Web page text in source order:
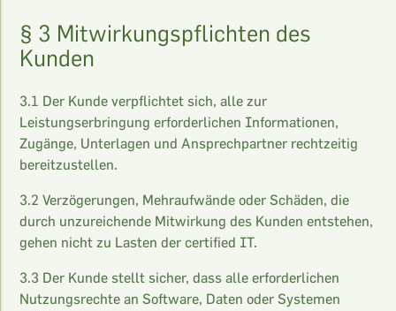
§ 3 Mitwirkungspflichten des
Kunden
3.1 Der Kunde verpflichtet sich, alle zur
Leistungserbringung erforderlichen Informationen,
Zugänge, Unterlagen und Ansprechpartner rechtzeitig
bereitzustellen.
3.2 Verzögerungen, Mehraufwände oder Schäden, die
durch unzureichende Mitwirkung des Kunden entstehen,
gehen nicht zu Lasten der certified IT.
3.3 Der Kunde stellt sicher, dass alle erforderlichen
Nutzungsrechte an Software, Daten oder Systemen